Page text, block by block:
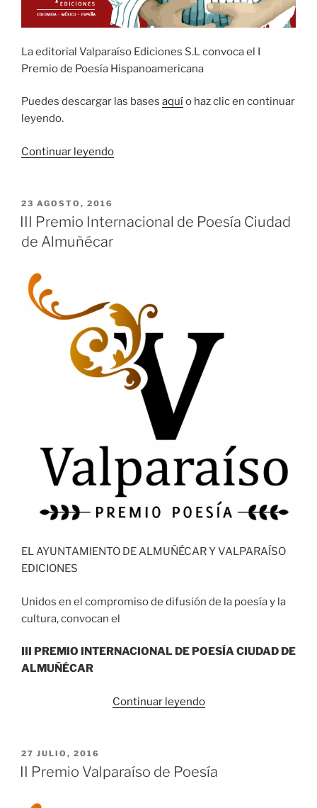
La editorial Valparaíso Ediciones S.L convoca el I
Premio de Poesía Hispanoamericana
Puedes descargar las bases aquío haz clic en continuar
leyendo.
Continuar leyendo«I
Hispanoamericana
PUBLICADO
EL
23 AGOSTO, 2016
III Premio Internacional de Poesía Ciudad
de Almuñécar
EL AYUNTAMIENTO DE ALMUÑÉCAR Y VALPARAÍSO
EDICIONES
Unidos en el compromiso de difusión de la poesía y la
cultura, convocan el
III PREMIO INTERNACIONAL DE POESÍA CIUDAD DE
ALMUÑÉCAR
Continuar leyendo«III
Poesía
PUBLICADO
EL
27 JULIO, 2016
II Premio Valparaíso de Poesía